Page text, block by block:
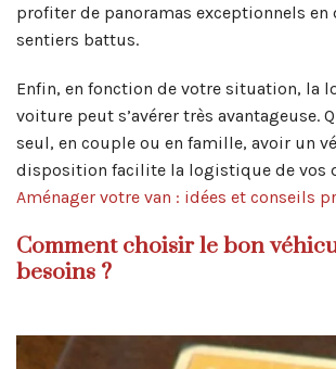
profiter de panoramas exceptionnels en
sentiers battus.
Enfin, en fonction de votre situation, la
voiture peut s’avérer très avantageuse.
seul, en couple ou en famille, avoir un
disposition facilite la logistique de vos
Aménager votre van : idées et conseils
Comment choisir le bon
besoins ?